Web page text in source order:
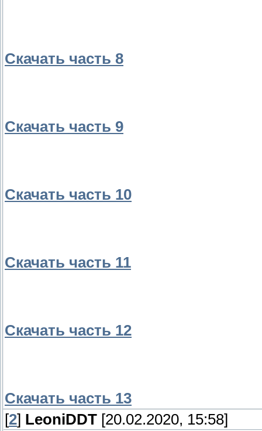
Скачать часть 8
Скачать часть 9
Скачать часть 10
Скачать часть 11
Скачать часть 12
Скачать часть 13
[2] LeoniDDT [20.02.2020, 15:58]